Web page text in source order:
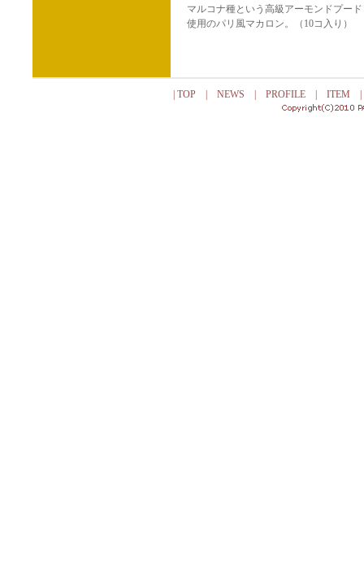
マルコナ種という高級アーモンドプード
使用のパリ風マカロン。（10コ入り）
TOP| NEWS PROFILE| ITEM